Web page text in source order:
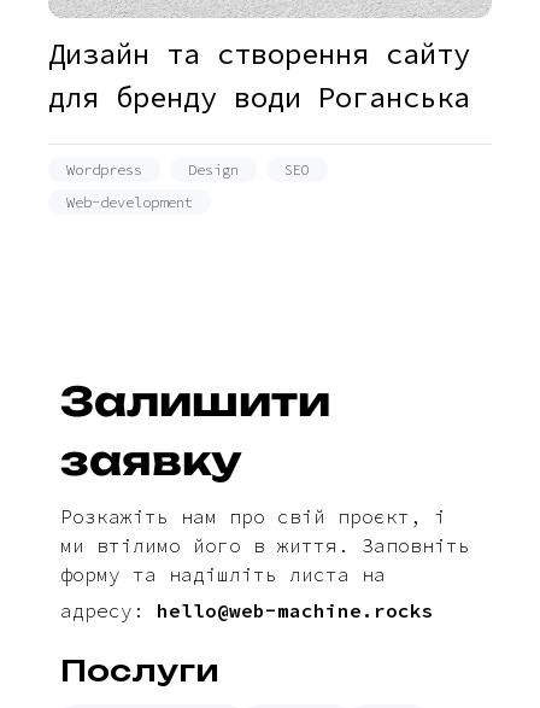
Дизайн та створення сайту
для бренду води Роганська
Wordpress Design
SEO
Web-development
Залишити
заявку
Розкажіть нам про свій проєкт, і
ми втілимо його в життя. Заповніть
форму та надішліть листа на
адресу:
hello@web-machine.rocks
Послуги